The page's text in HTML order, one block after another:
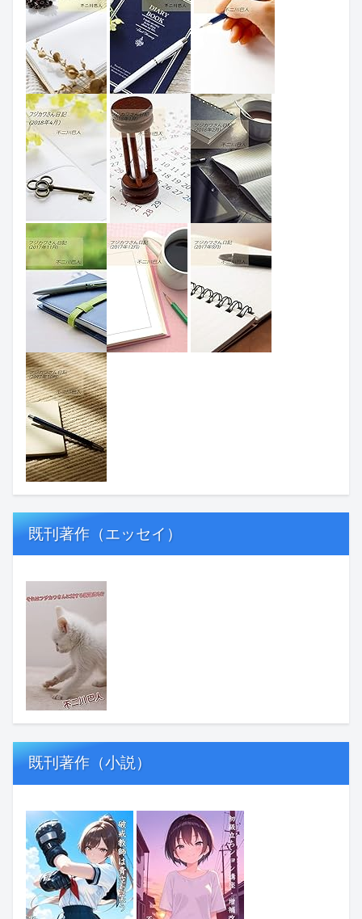
既刊著作（エッセイ）
既刊著作（小説）